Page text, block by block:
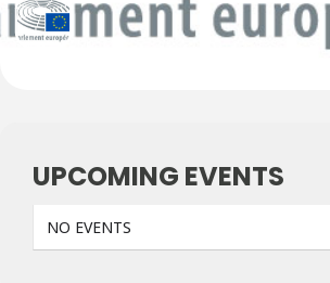
UPCOMING EVENTS
NO EVENTS